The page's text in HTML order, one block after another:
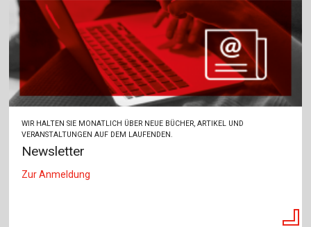
WIR HALTEN SIE MONATLICH ÜBER NEUE BÜCHER, ARTIKEL UND
VERANSTALTUNGEN AUF DEM LAUFENDEN.
Newsletter
Zur Anmeldung